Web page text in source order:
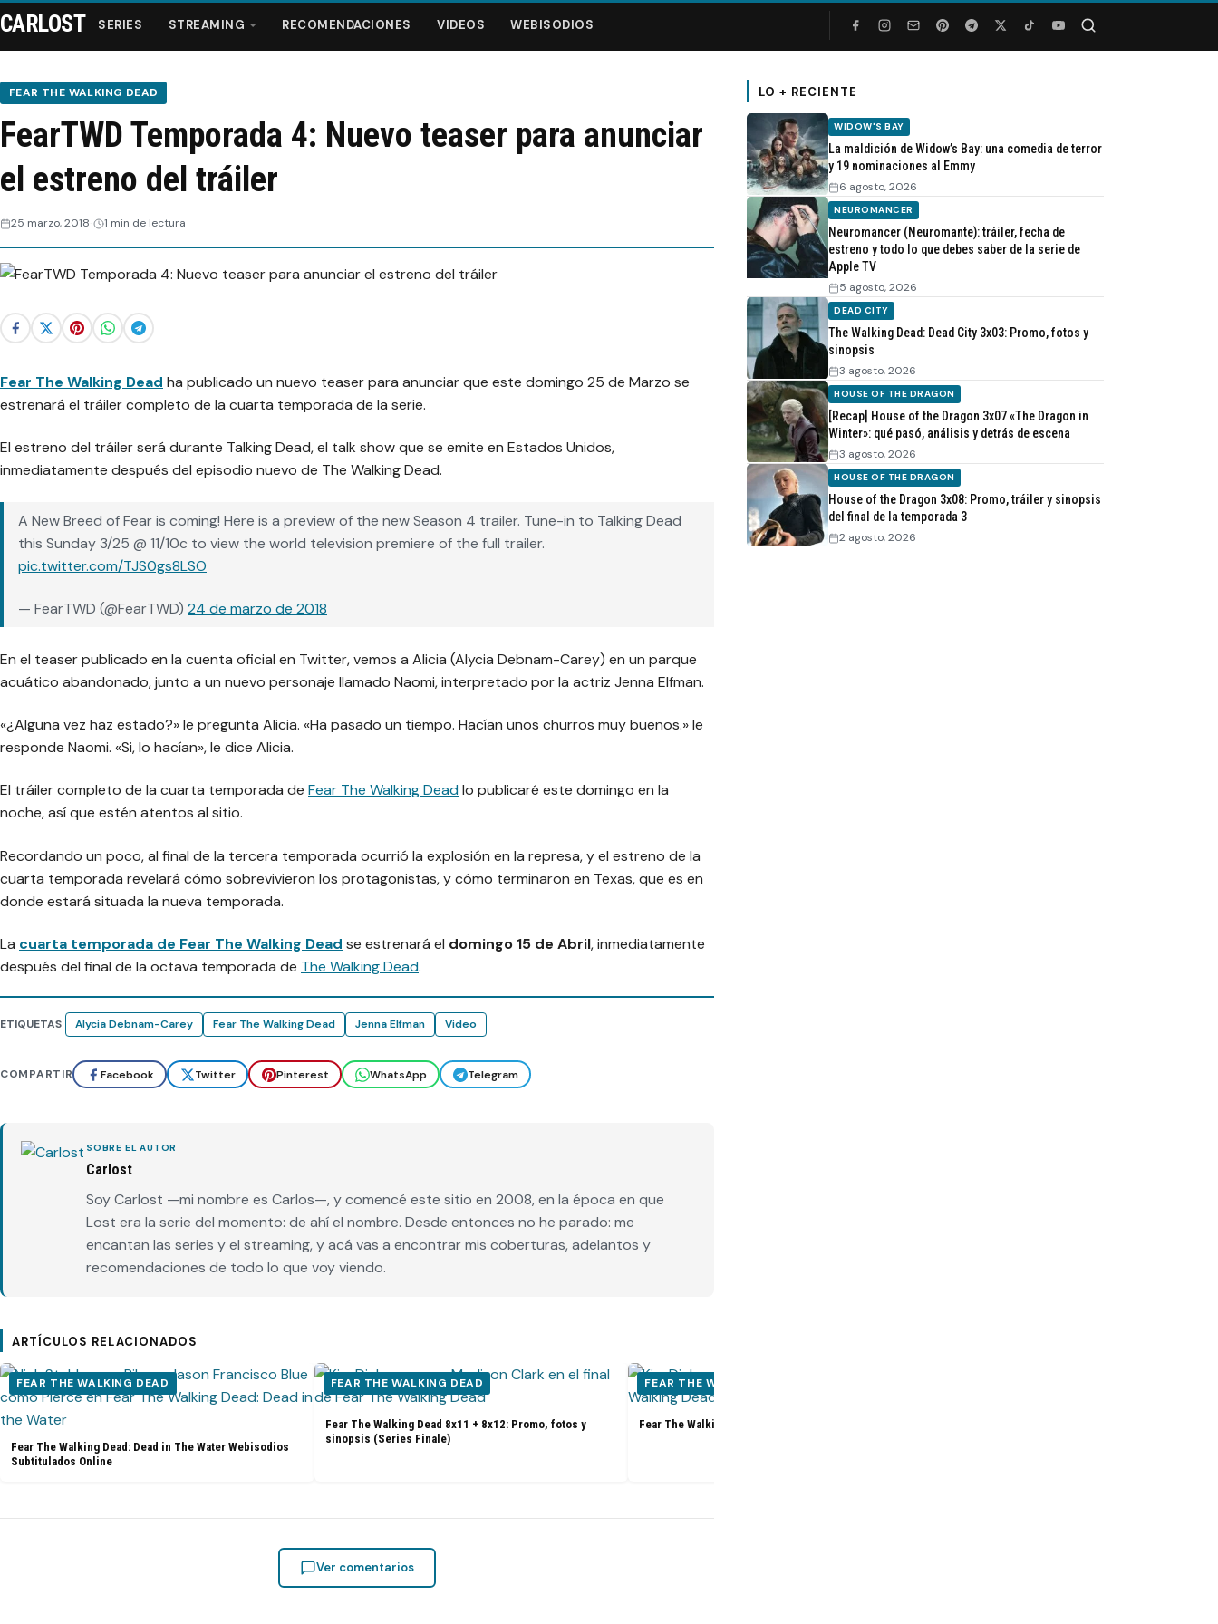
Series
Streaming
Webisodios
CARLOST SERIES STREAMING RECOMENDACIONES VIDEOS WEBISODIOS
FEAR THE WALKING DEAD
FearTWD Temporada 4: Nuevo teaser para anunciar
el estreno del tráiler
25 marzo, 2018 1 min de lectura
Fear The Walking Dead ha publicado un nuevo teaser para anunciar que este domingo 25 de Marzo se
estrenará el tráiler completo de la cuarta temporada de la serie.
El estreno del tráiler será durante Talking Dead, el talk show que se emite en Estados Unidos,
inmediatamente después del episodio nuevo de The Walking Dead.
A New Breed of Fear is coming! Here is a preview of the new Season 4 trailer. Tune-in to Talking Dead
this Sunday 3/25 @ 11/10c to view the world television premiere of the full trailer.
pic.twitter.com/TJS0gs8LSO
— FearTWD (@FearTWD) 24 de marzo de 2018
En el teaser publicado en la cuenta oficial en Twitter, vemos a Alicia (Alycia Debnam-Carey) en un parque
acuático abandonado, junto a un nuevo personaje llamado Naomi, interpretado por la actriz Jenna Elfman.
«¿Alguna vez haz estado?» le pregunta Alicia. «Ha pasado un tiempo. Hacían unos churros muy buenos.» le
responde Naomi. «Si, lo hacían», le dice Alicia.
El tráiler completo de la cuarta temporada de Fear The Walking Deadlo publicaré este domingo en la
noche, así que estén atentos al sitio.
Recordando un poco, al final de la tercera temporada ocurrió la explosión en la represa, y el estreno de la
cuarta temporada revelará cómo sobrevivieron los protagonistas, y cómo terminaron en Texas, que es en
donde estará situada la nueva temporada.
La cuarta temporada de Fear The Walking Dead se estrenará el domingo 15 de Abril, inmediatamente
después del final de la octava temporada de The Walking Dead.
ETIQUETAS Alycia Debnam-Carey Fear The Walking Dead Jenna Elfman Video
COMPARTIR Facebook Twitter Pinterest WhatsApp Telegram
SOBRE EL AUTOR
Carlost
Soy Carlost —mi nombre es Carlos—, y comencé este sitio en 2008, en la época en que
Lost era la serie del momento: de ahí el nombre. Desde entonces no he parado: me
encantan las series y el streaming, y acá vas a encontrar mis coberturas, adelantos y
recomendaciones de todo lo que voy viendo.
ARTÍCULOS RELACIONADOS
FEAR THE WALKING DEAD
Fear The Walking Dead: Dead in The Water Webisodios
Subtitulados Online
FEAR THE WALKING DEAD
Fear The Walking Dead 8x11 + 8x12: Promo, fotos y
sinopsis (Series Finale)
FEAR THE WALKING DEAD
Fear The Walking Dead 8x10: Promo, fotos y sinopsis
Ver comentarios
LO + RECIENTE
WIDOW'S BAY
La maldición de Widow’s Bay: una comedia de terror
y 19 nominaciones al Emmy
6 agosto, 2026
NEUROMANCER
Neuromancer (Neuromante): tráiler, fecha de
estreno y todo lo que debes saber de la serie de
Apple TV
5 agosto, 2026
DEAD CITY
The Walking Dead: Dead City 3x03: Promo, fotos y
sinopsis
3 agosto, 2026
HOUSE OF THE DRAGON
[Recap] House of the Dragon 3x07 «The Dragon in
Winter»: qué pasó, análisis y detrás de escena
3 agosto, 2026
HOUSE OF THE DRAGON
House of the Dragon 3x08: Promo, tráiler y sinopsis
del final de la temporada 3
2 agosto, 2026